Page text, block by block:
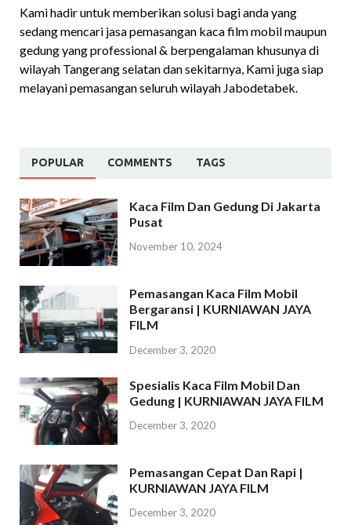
Kami hadir untuk memberikan solusi bagi anda yang
sedang mencari jasa pemasangan kaca film mobil maupun
gedung yang professional & berpengalaman khusunya di
wilayah Tangerang selatan dan sekitarnya, Kami juga siap
melayani pemasangan seluruh wilayah Jabodetabek.
POPULAR COMMENTS TAGS
Kaca Film Dan Gedung Di Jakarta
Pusat
November 10, 2024
Pemasangan Kaca Film Mobil
Bergaransi | KURNIAWAN JAYA
FILM
December 3, 2020
Spesialis Kaca Film Mobil Dan
Gedung | KURNIAWAN JAYA FILM
December 3, 2020
Pemasangan Cepat Dan Rapi |
KURNIAWAN JAYA FILM
December 3, 2020